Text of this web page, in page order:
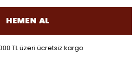
HEMEN AL
TL üzeri ücretsiz kargo